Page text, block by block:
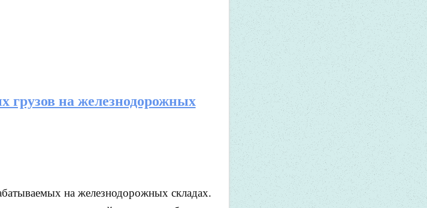
грузов на железнодорожных
на железнодорожных складах.